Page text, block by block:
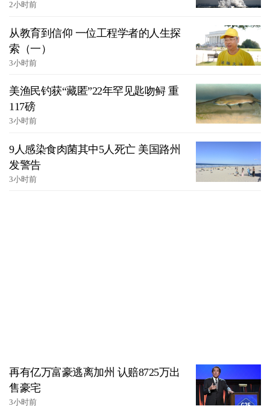
2小时前
从教育到信仰 一位工程学者的人生探
索（一）
3小时前
美渔民钓获“藏匿”22年罕见匙吻鲟 重
117磅
3小时前
9人感染食肉菌其中5人死亡 美国路州
发警告
3小时前
再有亿万富豪逃离加州 认赔8725万出
售豪宅
3小时前